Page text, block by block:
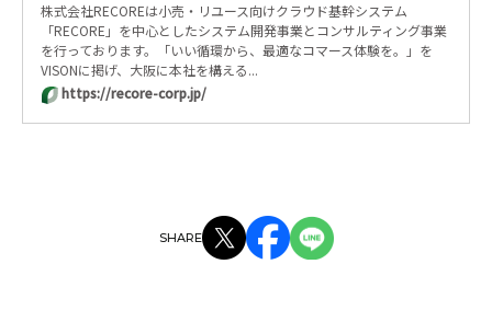
株式会社RECOREは小売・リユース向けクラウド基幹システム
「RECORE」を中心としたシステム開発事業とコンサルティング事業
を行っております。「いい循環から、最適なコマース体験を。」を
VISONに掲げ、大阪に本社を構える...
https://recore-corp.jp/
SHARE